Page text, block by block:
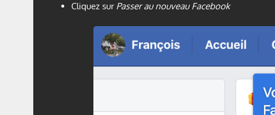
Cliquez sur Passer au nouveau Facebook